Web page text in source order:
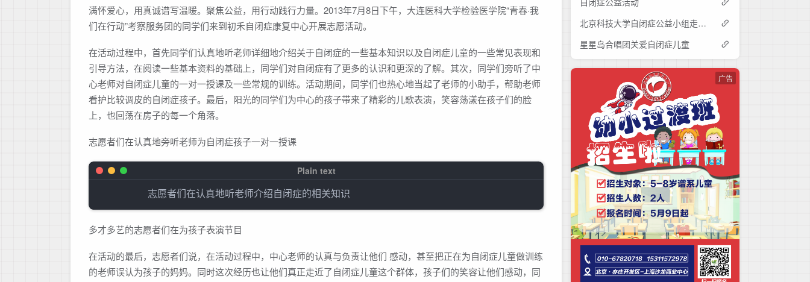
满怀爱心，用真诚谱写温暖。聚焦公益，用行动践行力量。2013年7月8日下午，大连医科大学检验医学院“青春·我
们在行动”考察服务团的同学们来到初禾自闭症康复中心开展志愿活动。
在活动过程中，首先同学们认真地听老师详细地介绍关于自闭症的一些基本知识以及自闭症儿童的一些常见表现和
引导方法，在阅读一些基本资料的基础上，同学们对自闭症有了更多的认识和更深的了解。其次，同学们旁听了中
心老师对自闭症儿童的一对一授课及一些常规的训练。活动期间，同学们也热心地当起了老师的小助手，帮助老师
看护比较调皮的自闭症孩子。最后，阳光的同学们为中心的孩子带来了精彩的儿歌表演，笑容荡漾在孩子们的脸
上，也回荡在房子的每一个角落。
志愿者们在认真地旁听老师为自闭症孩子一对一授课
多才多艺的志愿者们在为孩子表演节目
在活动的最后，志愿者们说，在活动过程中，中心老师的认真与负责让他们 感动，甚至把正在为自闭症儿童做训练
的老师误认为孩子的妈妈。同时这次经历也让他们真正走近了自闭症儿童这个群体，孩子们的笑容让他们感动，同
北京科技大学自闭症公益小组走进初禾
星星岛合唱团关爱自闭症儿童
广告